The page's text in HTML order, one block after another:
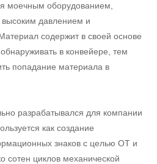
моечным оборудованием,
давлением и
содержит в своей основе
в конвейере, тем
попадание материала в
разрабатывался для компании
как создание
знаков с целью ОТ и
сотен циклов механической